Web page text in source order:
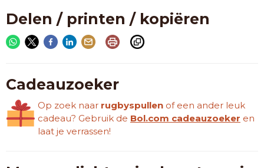
Delen / printen / kopiëren
Cadeauzoeker
Op zoek naar rugbyspullen of een ander leuk
cadeau? Gebruik de Bol.com cadeauzoeker en
laat je verrassen!